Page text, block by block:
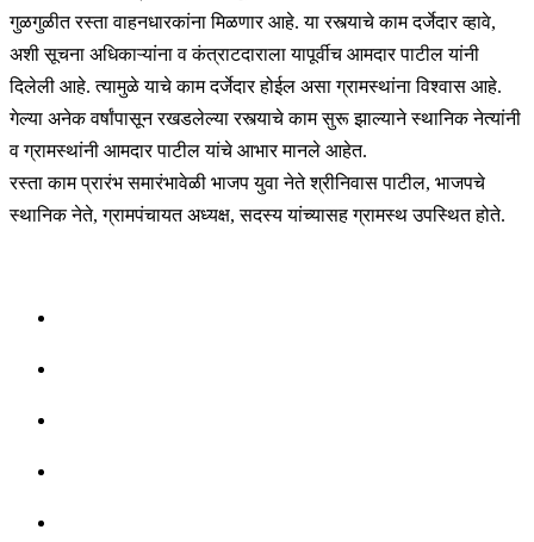
गुळगुळीत रस्ता वाहनधारकांना मिळणार आहे. या रस्त्याचे काम दर्जेदार व्हावे,
अशी सूचना अधिकाऱ्यांना व कंत्राटदाराला यापूर्वीच आमदार पाटील यांनी
दिलेली आहे. त्यामुळे याचे काम दर्जेदार होईल असा ग्रामस्थांना विश्वास आहे.
गेल्या अनेक वर्षांपासून रखडलेल्या रस्त्याचे काम सुरू झाल्याने स्थानिक नेत्यांनी
व ग्रामस्थांनी आमदार पाटील यांचे आभार मानले आहेत.
रस्ता काम प्रारंभ समारंभावेळी भाजप युवा नेते श्रीनिवास पाटील, भाजपचे
स्थानिक नेते, ग्रामपंचायत अध्यक्ष, सदस्य यांच्यासह ग्रामस्थ उपस्थित होते.